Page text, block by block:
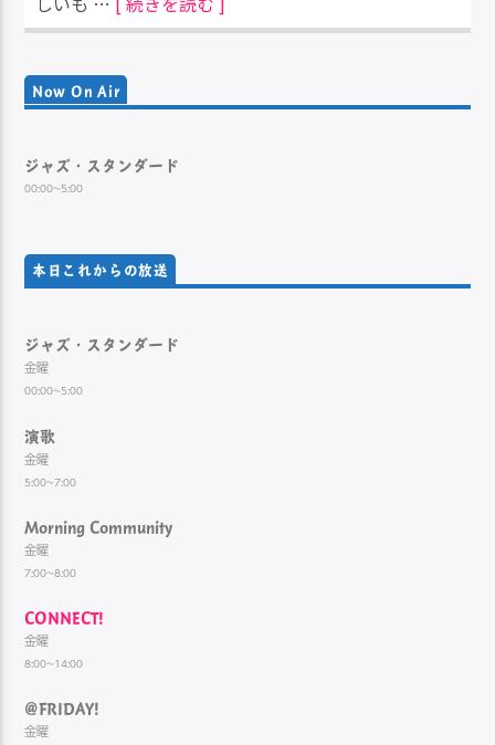
Now On Air
ジャズ・スタンダード
00:00~5:00
本日これからの放送
ジャズ・スタンダード
金曜
00:00~5:00
演歌
金曜
5:00~7:00
Morning Community
金曜
7:00~8:00
CONNECT!
金曜
8:00~14:00
@FRIDAY!
金曜